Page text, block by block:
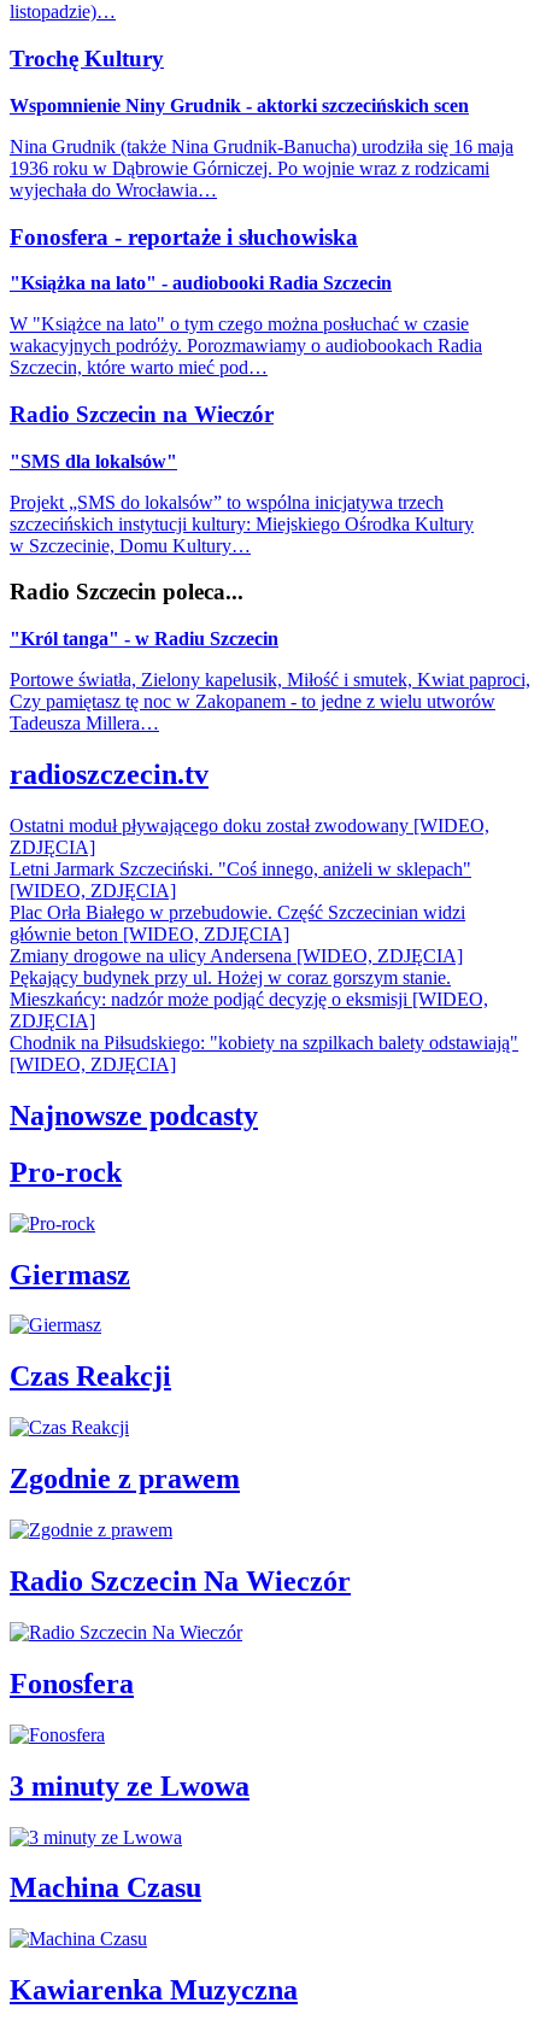
listopadzie)…
Trochę Kultury
Wspomnienie Niny Grudnik - aktorki szczecińskich scen
Nina Grudnik (także Nina Grudnik-Banucha) urodziła się 16 maja
1936 roku w Dąbrowie Górniczej. Po wojnie wraz z rodzicami
wyjechała do Wrocławia…
Fonosfera - reportaże i słuchowiska
"Książka na lato" - audiobooki Radia Szczecin
W "Książce na lato" o tym czego można posłuchać w czasie
wakacyjnych podróży. Porozmawiamy o audiobookach Radia
Szczecin, które warto mieć pod…
Radio Szczecin na Wieczór
"SMS dla lokalsów"
Projekt „SMS do lokalsów” to wspólna inicjatywa trzech
szczecińskich instytucji kultury: Miejskiego Ośrodka Kultury
w Szczecinie, Domu Kultury…
Radio Szczecin poleca...
"Król tanga" - w Radiu Szczecin
Portowe światła, Zielony kapelusik, Miłość i smutek, Kwiat paproci,
Czy pamiętasz tę noc w Zakopanem - to jedne z wielu utworów
Tadeusza Millera…
radioszczecin.tv
Ostatni moduł pływającego doku został zwodowany [WIDEO,
ZDJĘCIA]
Letni Jarmark Szczeciński. "Coś innego, aniżeli w sklepach"
[WIDEO, ZDJĘCIA]
Plac Orła Białego w przebudowie. Część Szczecinian widzi
głównie beton [WIDEO, ZDJĘCIA]
Zmiany drogowe na ulicy Andersena [WIDEO, ZDJĘCIA]
Pękający budynek przy ul. Hożej w coraz gorszym stanie.
Mieszkańcy: nadzór może podjąć decyzję o eksmisji [WIDEO,
ZDJĘCIA]
Chodnik na Piłsudskiego: "kobiety na szpilkach balety odstawiają"
[WIDEO, ZDJĘCIA]
Najnowsze podcasty
Pro-rock
Giermasz
Czas Reakcji
Zgodnie z prawem
Radio Szczecin Na Wieczór
Fonosfera
3 minuty ze Lwowa
Machina Czasu
Kawiarenka Muzyczna